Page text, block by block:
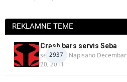
REKLAMNE TEME
2937
Crash bars servis Seba
seba011 · Napisano Decembar
20, 2011